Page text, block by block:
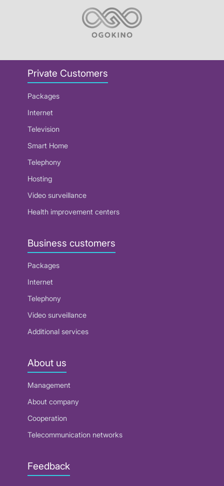
Private Customers
Packages
Internet
Television
Smart Home
Telephony
Hosting
Video surveillance
Health improvement centers
Business customers
Packages
Internet
Telephony
Video surveillance
Additional services
About us
Management
About company
Cooperation
Telecommunication networks
Feedback